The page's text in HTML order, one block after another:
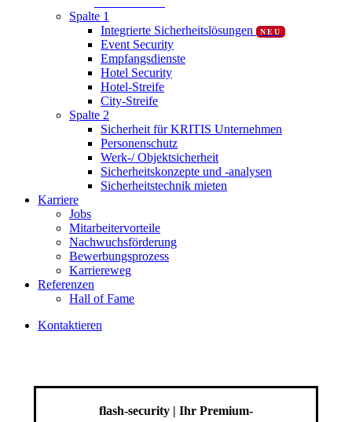
Spalte 1
Integrierte Sicherheitslösungen
NEU
Event Security
Empfangsdienste
Hotel Security
Hotel-Streife
City-Streife
Spalte 2
Sicherheit für KRITIS Unternehmen
Personenschutz
Werk-/ Objektsicherheit
Sicherheitskonzepte und -analysen
Sicherheitstechnik mieten
Karriere
Jobs
Mitarbeitervorteile
Nachwuchsförderung
Bewerbungsprozess
Karriereweg
Referenzen
Hall of Fame
Kontaktieren
flash-security | Ihr Premium-